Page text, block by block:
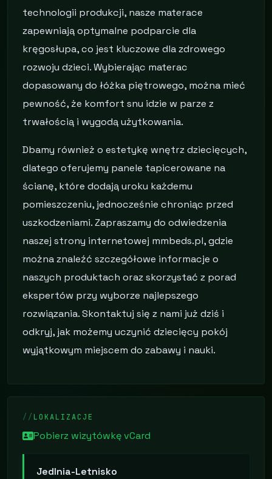
technologii produkcji, nasze materace
zapewniają optymalne podparcie dla
kręgosłupa, co jest kluczowe dla zdrowego
rozwoju dzieci. Wybierając materac
dopasowany do łóżka piętrowego, można mieć
pewność, że komfort snu idzie w parze z
trwałością i wygodą użytkowania.
Dbamy również o estetykę wnętrz dziecięcych,
dlatego oferujemy panele tapicerowane na
ścianę, które dodają uroku każdemu
pomieszczeniu, jednocześnie chroniąc przed
uszkodzeniami. Zapraszamy do odwiedzenia
naszej strony internetowej mmbeds.pl, gdzie
można znaleźć szczegółowe informacje o
naszych produktach oraz skorzystać z porad
ekspertów przy wyborze najlepszego
rozwiązania. Skontaktuj się z nami już dziś i
odkryj, jak możemy uczynić dziecięcy pokój
wyjątkowym miejscem do zabawy i nauki.
LOKALIZACJE
Pobierz wizytówkę vCard
Jedlnia-Letnisko